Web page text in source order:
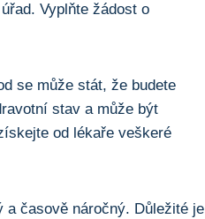
Vyplňte žádost o
‍se ⁤může stát, že budete
stav a může být
od lékaře veškeré
a časově náročný. Důležité je